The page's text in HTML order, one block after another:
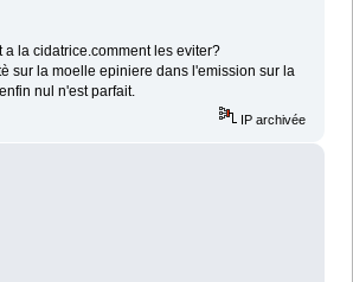
a la cidatrice.comment les eviter?
sur la moelle epiniere dans l'emission sur la
nul n'est parfait.
IP archivée